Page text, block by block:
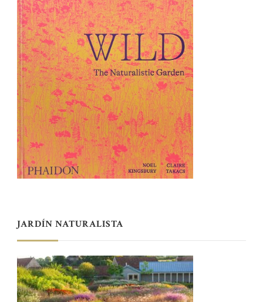
JARDÍN NATURALISTA